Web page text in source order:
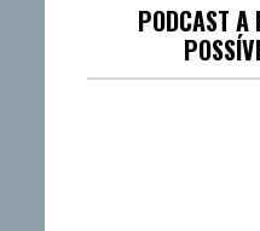
PODCAST A